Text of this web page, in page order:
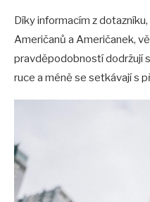
Díky informacím z
Američanů a Američanek,
pravděpodobností dodržují
ruce a méně se setkávají s